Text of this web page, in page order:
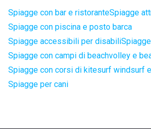
Spiagge con bar e ristoranteSpiagge
Spiagge con piscina e posto barca
Spiagge accessibili per disabili
Spiagge con campi di beachvolley e
Spiagge con corsi di kitesurf windsurf
Spiagge per cani